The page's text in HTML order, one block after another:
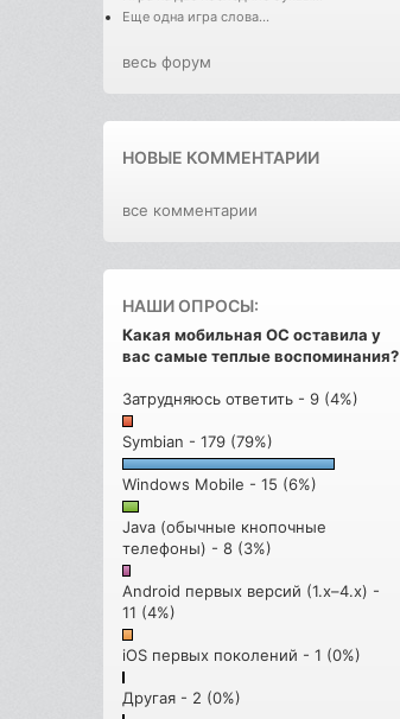
Еще одна игра слова...
весь форум
НОВЫЕ КОММЕНТАРИИ
все комментарии
НАШИ ОПРОСЫ:
Какая мобильная ОС оставила у
вас самые теплые воспоминания?
Затрудняюсь ответить - 9 (4%)
Symbian - 179 (79%)
Windows Mobile - 15 (6%)
Java (обычные кнопочные
телефоны) - 8 (3%)
Android первых версий (1.x–4.x) -
11 (4%)
iOS первых поколений - 1 (0%)
Другая - 2 (0%)